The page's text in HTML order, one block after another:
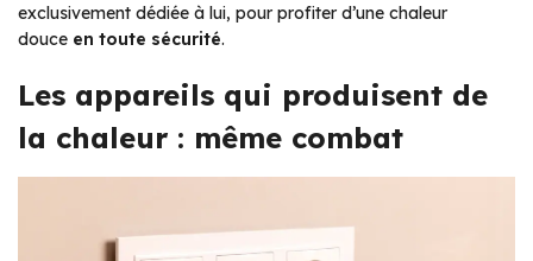
exclusivement dédiée à lui, pour profiter d’une chaleur
douce en toute sécurité.
Les appareils qui produisent de
la chaleur : même combat